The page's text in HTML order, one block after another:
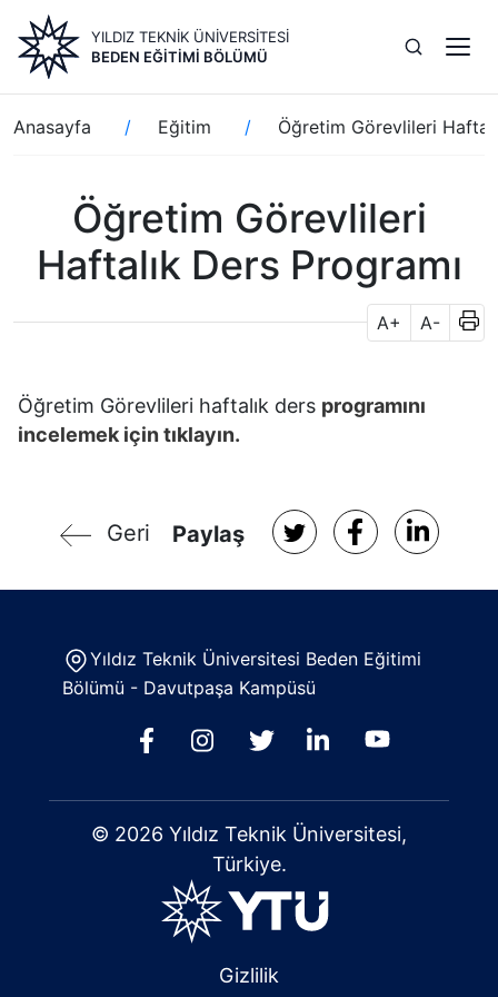
içeriğe
atla
YILDIZ TEKNİK ÜNİVERSİTESİ
BEDEN EĞITIMI BÖLÜMÜ
Sayfa
yolu
Anasayfa Eğitim Öğretim Görevlileri
Öğretim Görevlileri
Haftalık Ders Programı
A+ A-
Öğretim Görevlileri haftalık ders programını
incelemek için tıklayın.
Geri Paylaş
Yıldız Teknik Üniversitesi Beden Eğitimi
Bölümü - Davutpaşa Kampüsü
© 2026 Yıldız Teknik Üniversitesi,
Türkiye.
Gizlilik